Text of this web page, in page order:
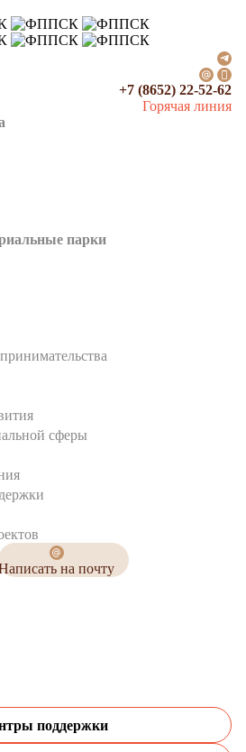
+7 (8652) 22-52-62
Горячая линия
парки
сферы
на почту
поддержки